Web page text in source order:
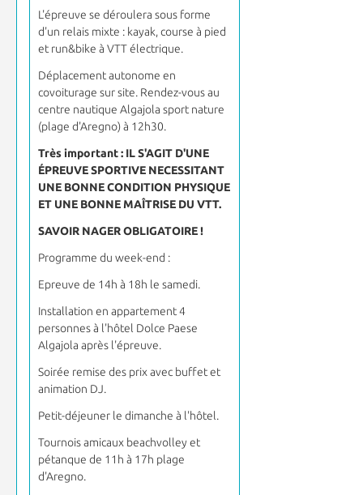
L'épreuve se déroulera sous forme
d'un relais mixte : kayak, course à pied
et run&bike à VTT électrique.
Déplacement autonome en
covoiturage sur site. Rendez-vous au
centre nautique Algajola sport nature
(plage d'Aregno) à 12h30.
Très important : IL S'AGIT D'UNE
ÉPREUVE SPORTIVE NECESSITANT
UNE BONNE CONDITION PHYSIQUE
ET UNE BONNE MAÎTRISE DU VTT.
SAVOIR NAGER OBLIGATOIRE !
Programme du week-end :
Epreuve de 14h à 18h le samedi.
Installation en appartement 4
personnes à l'hôtel Dolce Paese
Algajola après l'épreuve.
Soirée remise des prix avec buffet et
animation DJ.
Petit-déjeuner le dimanche à l'hôtel.
Tournois amicaux beachvolley et
pétanque de 11h à 17h plage
d'Aregno.